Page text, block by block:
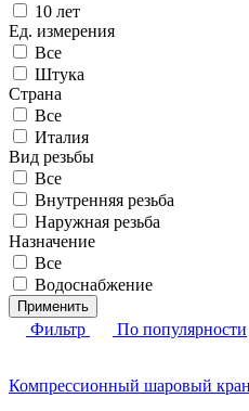
10 лет
Ед. измерения
Все
Штука
Страна
Все
Италия
Вид резьбы
Все
Внутренняя резьба
Наружная резьба
Назначение
Все
Водоснабжение
Применить
Фильтр По популярности
Компрессионный шаровый